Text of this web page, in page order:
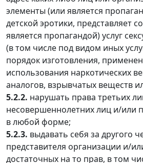
элементы (или является
детской эротики, представляет
является пропагандой) услуг
(в том числе под видом иных
порядок изготовления,
использования наркотических
аналогов, взрывчатых веществ
5.2.2. нарушать права третьих
несовершеннолетних лиц и/или
в любой форме;
5.2.3. выдавать себя за другого
представителя организации и/
достаточных на то прав, в том